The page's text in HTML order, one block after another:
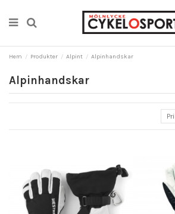
Hem Produkter Alpint Alpinhandskar
Alpinhandskar